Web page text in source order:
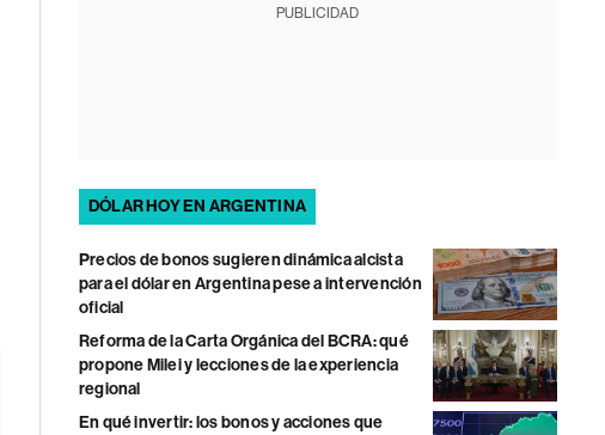
PUBLICIDAD
DÓLAR HOY EN ARGENTINA
Precios de bonos sugieren dinámica alcista
para el dólar en Argentina pese a intervención
oficial
Reforma de la Carta Orgánica del BCRA: qué
propone Milei y lecciones de la experiencia
regional
En qué invertir: los bonos y acciones que